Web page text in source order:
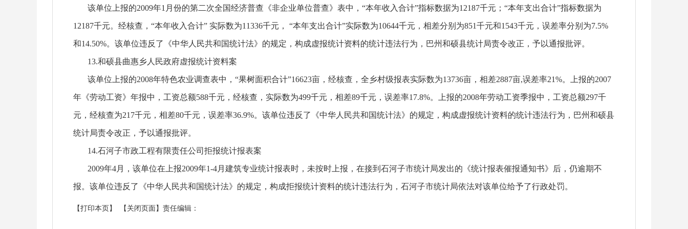
该单位上报的2009年1月份的第二次全国经济普查《非企业单位普查》表中，“本年收入合计”指标数据为12187千元；“本年支出合计”指标数据为
12187千元。经核查，“本年收入合计” 实际数为11336千元， “本年支出合计”实际数为10644千元，相差分别为851千元和1543千元，误差率分别为7.5%
和14.50%。该单位违反了《中华人民共和国统计法》的规定，构成虚报统计资料的统计违法行为，巴州和硕县统计局责令改正，予以通报批评。
13.和硕县曲惠乡人民政府虚报统计资料案
该单位上报的2008年特色农业调查表中，“果树面积合计”16623亩，经核查，全乡村级报表实际数为13736亩，相差2887亩,误差率21%。上报的2007
年《劳动工资》年报中，工资总额588千元，经核查，实际数为499千元，相差89千元，误差率17.8%。上报的2008年劳动工资季报中，工资总额297千
元，经核查为217千元，相差80千元，误差率36.9%。该单位违反了《中华人民共和国统计法》的规定，构成虚报统计资料的统计违法行为，巴州和硕县
统计局责令改正，予以通报批评。
14.石河子市政工程有限责任公司拒报统计报表案
2009年4月，该单位在上报2009年1-4月建筑专业统计报表时，未按时上报，在接到石河子市统计局发出的《统计报表催报通知书》后，仍逾期不
报。该单位违反了《中华人民共和国统计法》的规定，构成拒报统计资料的统计违法行为，石河子市统计局依法对该单位给予了行政处罚。
【打印本页 】 【 关闭页面 】 责任编辑：